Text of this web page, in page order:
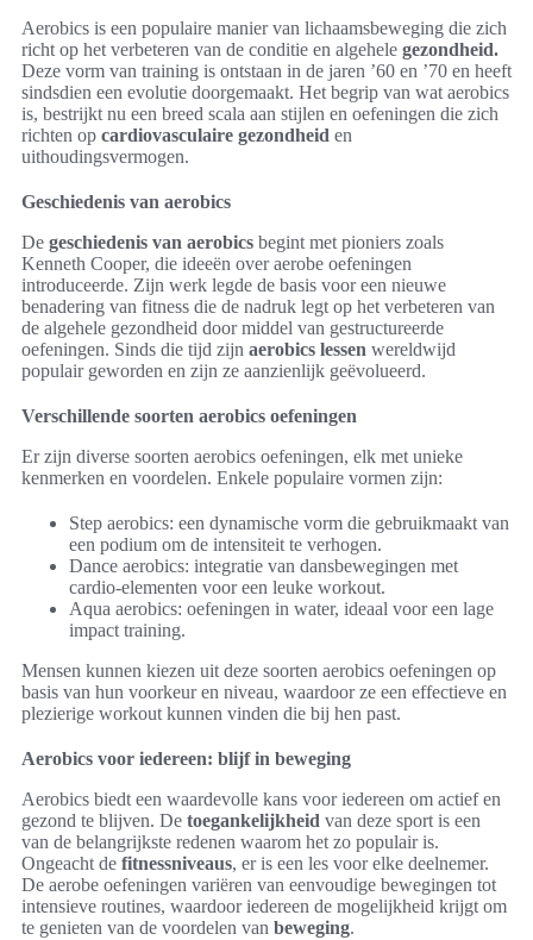
Aerobics is een populaire manier van lichaamsbeweging die zich
richt op het verbeteren van de conditie en algehele gezondheid.
Deze vorm van training is ontstaan in de jaren ’60 en ’70 en heeft
sindsdien een evolutie doorgemaakt. Het begrip van wat aerobics
is, bestrijkt nu een breed scala aan stijlen en oefeningen die zich
richten op cardiovasculaire gezondheid en
uithoudingsvermogen.
Geschiedenis van aerobics
De geschiedenis van aerobics begint met pioniers zoals
Kenneth Cooper, die ideeën over aerobe oefeningen
introduceerde. Zijn werk legde de basis voor een nieuwe
benadering van fitness die de nadruk legt op het verbeteren van
de algehele gezondheid door middel van gestructureerde
oefeningen. Sinds die tijd zijn aerobics lessen wereldwijd
populair geworden en zijn ze aanzienlijk geëvolueerd.
Verschillende soorten aerobics oefeningen
Er zijn diverse soorten aerobics oefeningen, elk met unieke
kenmerken en voordelen. Enkele populaire vormen zijn:
Step aerobics: een dynamische vorm die gebruikmaakt van
een podium om de intensiteit te verhogen.
Dance aerobics: integratie van dansbewegingen met
cardio-elementen voor een leuke workout.
Aqua aerobics: oefeningen in water, ideaal voor een lage
impact training.
Mensen kunnen kiezen uit deze soorten aerobics oefeningen op
basis van hun voorkeur en niveau, waardoor ze een effectieve en
plezierige workout kunnen vinden die bij hen past.
Aerobics voor iedereen: blijf in beweging
Aerobics biedt een waardevolle kans voor iedereen om actief en
gezond te blijven. De toegankelijkheid van deze sport is een
van de belangrijkste redenen waarom het zo populair is.
Ongeacht de fitnessniveaus, er is een les voor elke deelnemer.
De aerobe oefeningen variëren van eenvoudige bewegingen tot
intensieve routines, waardoor iedereen de mogelijkheid krijgt om
te genieten van de voordelen van beweging.